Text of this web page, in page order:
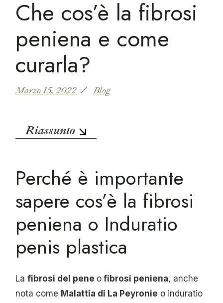
Che cos’è la fibrosi
peniena e come
curarla?
Marzo 15, 2022 Blog
Riassunto
Perché è importante
sapere cos’è la fibrosi
peniena o Induratio
penis plastica
Lafibrosi del pene o fibrosi peniena, anche
nota come Malattia di La Peyronie o induratio